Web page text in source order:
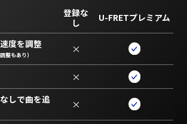
登録な
し
U-FRETプレミアム
度を調整
整もあり） ×
×
しで曲を追
×